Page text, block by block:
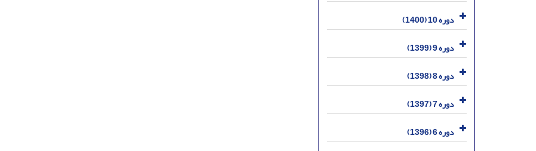
دوره 10 (1400)
دوره 9 (1399)
دوره 8 (1398)
دوره 7 (1397)
دوره 6 (1396)